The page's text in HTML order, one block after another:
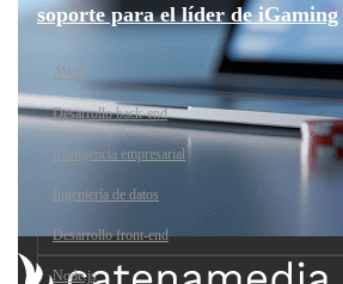
soporte para el líder de iGaming
AWS
Desarrollo back-end
Inteligencia empresarial
Ingeniería de datos
Desarrollo front-end
Node.js